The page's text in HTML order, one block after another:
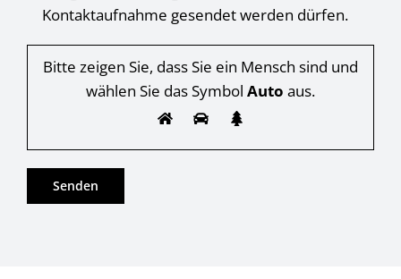
Kontaktaufnahme gesendet werden dürfen.
Bitte zeigen Sie, dass Sie ein Mensch sind und
wählen Sie das Symbol Auto aus.